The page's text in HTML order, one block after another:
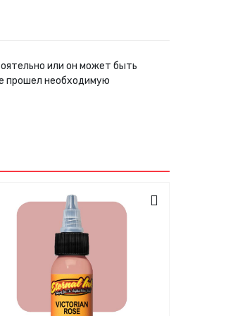
или он может быть
прошел необходимую